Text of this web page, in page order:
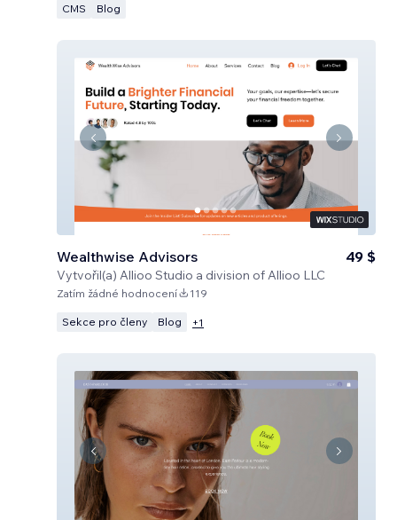
CMS Blog
Wealthwise Advisors
Vytvořil(a) Allioo Studio a division of Allioo LLC
49 $
Zatím žádné hodnocení 119
Sekce pro členy Blog +1